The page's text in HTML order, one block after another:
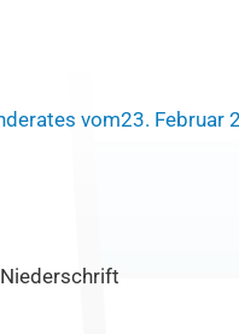
vom23. Februar